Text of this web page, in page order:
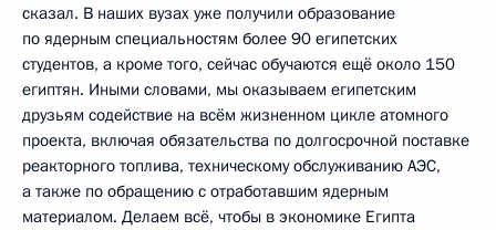
сказал. В наших вузах уже получили образование
по ядерным специальностям более 90 египетских
студентов, а кроме того, сейчас обучаются ещё около 150
египтян. Иными словами, мы оказываем египетским
друзьям содействие на всём жизненном цикле атомного
проекта, включая обязательства по долгосрочной поставке
реакторного топлива, техническому обслуживанию АЭС,
а также по обращению с отработавшим ядерным
материалом. Делаем всё, чтобы в экономике Египта